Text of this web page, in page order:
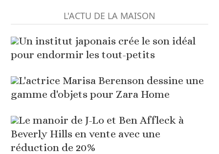
L'ACTU DE LA MAISON
Un institut japonais crée le son idéal
pour endormir les tout-petits
L'actrice Marisa Berenson dessine une
gamme d'objets pour Zara Home
Le manoir de J-Lo et Ben Affleck à
Beverly Hills en vente avec une
réduction de 20%